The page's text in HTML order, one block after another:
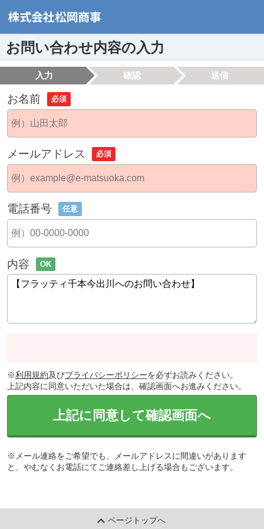
お問い合わせ内容の入力
入力 確認 送信
お名前 必須
メールアドレス 必須
電話番号 任意
内容 OK
※利用規約及びプライバシーポリシーを必ずお読みください。
上記内容に同意いただいた場合は、確認画面へお進みください。
上記に同意して確認画面へ
※メール連絡をご希望でも、メールアドレスに間違いがあります
と、やむなくお電話にてご連絡差し上げる場合もございます。
ページトップへ